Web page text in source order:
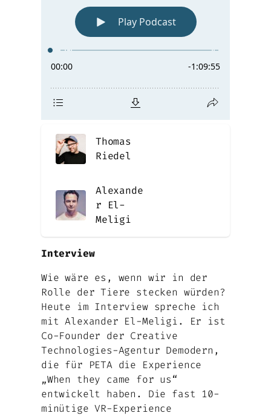
Thomas
Riedel
Alexande
r El-
Meligi
Interview
Wie wäre es, wenn wir in der
Rolle der Tiere stecken würden?
Heute im Interview spreche ich
mit Alexander El-Meligi. Er ist
Co-Founder der Creative
Technologies-Agentur Demodern,
die für PETA die Experience
„When they came for us“
entwickelt haben. Die fast 10-
minütige VR-Experience